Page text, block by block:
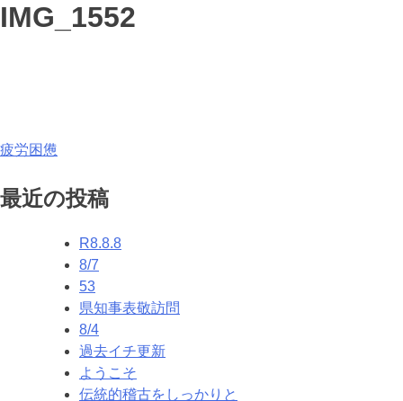
IMG_1552
投
稿
疲労困憊
最近の投稿
R8.8.8
8/7
53
県知事表敬訪問
8/4
過去イチ更新
ようこそ
伝統的稽古をしっかりと